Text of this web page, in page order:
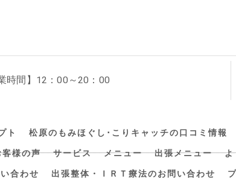
時間】12：00～20：00
ト 松原のもみほぐし･こりキャッチの口コミ情報
様の声 サービス メニュー 出張メニュー よ
合わせ 出張整体・ＩＲＴ療法のお問い合わせ